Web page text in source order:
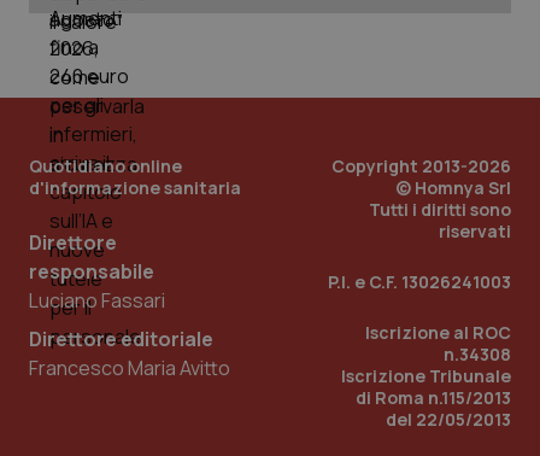
Sangue & coagulazione
Tiroide
Tumore al seno
Tumore ovarico
Tumori del Polmone & Testa Collo
Tumori gastrointestinali
Ulcera & Reflusso
Quotidiano online
d'informazione sanitaria
Direttore
responsabile
Luciano Fassari
Direttore editoriale
Francesco Maria Avitto
Copyright 2013-2026
© Homnya Srl
Tutti i diritti sono
riservati
P.I. e C.F. 13026241003
Iscrizione al ROC
n.34308
Iscrizione Tribunale
di Roma n.115/2013
del 22/05/2013
tracking-enable
2
www.quotidianosanita.it
2